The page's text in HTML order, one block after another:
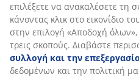
επιλέξετε να ανακαλέσετε τη
κάνοντας κλικ στο εικονίδιο
στην επιλογή «Αποδοχή όλων»,
τρεις σκοπούς. Διαβάστε
συλλογή και την
δεδομένων και την πολιτική